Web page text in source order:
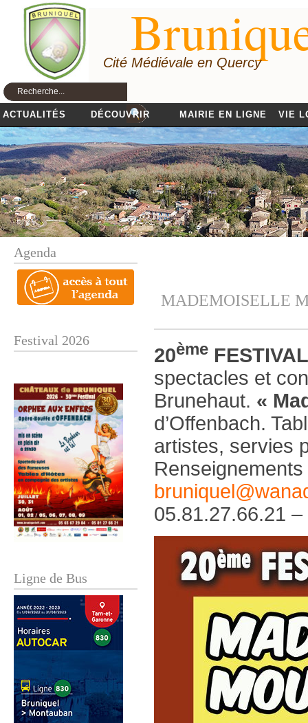
Cité Médiévale en Quercy
ACTUALITÉS DÉCOUVRIR MAIRIE EN LIGNE VIE
Agenda
Festival 2026
Ligne de Bus
MADEMOISELLE
20ème
spectacles et
Brunehaut. «
d’Offenbach.
artistes, servies
05.81.27.66.21 –